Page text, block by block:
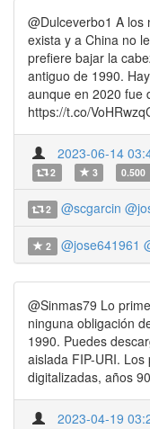
@Dulceverbo1 A
exista y a China no
prefiere bajar la
antiguo de 1990.
aunque en 2020 fue
https://t.co/
2023-06-14
2 3 0.500
2 @scgarcin
2 @jose641961
@Sinmas79 Lo
ninguna obligación
1990. Puedes
aislada FIP-URI.
digitalizadas, años
2023-04-19